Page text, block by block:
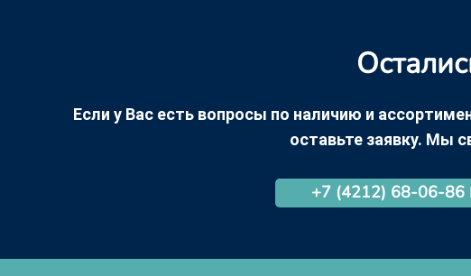
Если у Вас есть вопросы по наличию и
оставьте заявку. Мы
+7 (4212) 68-06-86